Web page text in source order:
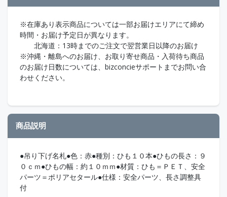
※在庫あり表示商品については一部お届けエリアにて締め
時間・お届け予定日が異なります。
北海道：13時までのご注文で翌営業日以降のお届け
※沖縄・離島へのお届け、お取り寄せ商品・入荷待ち商品
のお届け日数については、bizconcieサポートまでお問い合
わせください。
商品説明
●吊り下げ名札●色：赤●種別：ひも１０本●ひもの長さ：９
０ｃｍ●ひもの幅：約１０ｍｍ●材質：ひも＝ＰＥＴ、安全
パーツ＝ポリアセタール●仕様：安全パーツ、長さ調整具
付